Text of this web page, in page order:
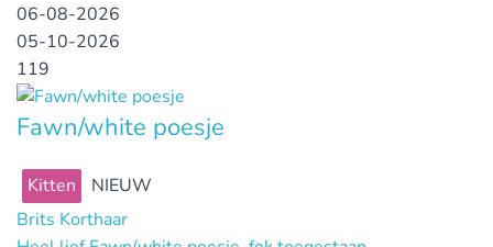
06-08-2026
05-10-2026
119
Fawn/white poesje
Kitten
NIEUW
Brits Korthaar